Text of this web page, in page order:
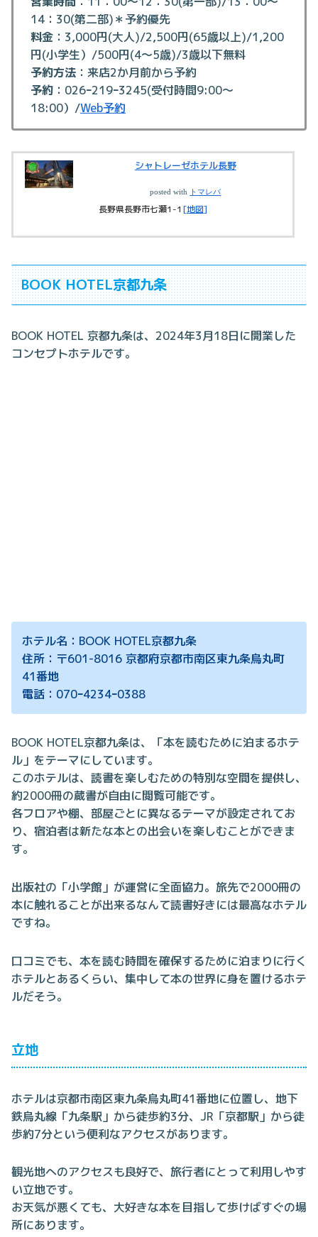
14：30(第二部)＊予約優先
料金 ：3,000円(大人)/2,500円(65歳以上)/1,200
円(小学生）/500円(4～5歳)/3歳以下無料
予約方法 ：来店2か月前から予約
予約 ：026ｰ219ｰ3245(受付時間9:00～
18:00）/Web予約
シャトレーゼホテル長野
posted with トマレバ
長野県長野市七瀬1-1 [地図]
BOOK HOTEL京都九条
BOOK HOTEL 京都九条は、2024年3月18日に開業した
コンセプトホテルです。
ホテル名：BOOK HOTEL京都九条
住所：〒601-8016 京都府京都市南区東九条烏丸町
41番地
電話：070ｰ4234ｰ0388
BOOK HOTEL京都九条は、「本を読むために泊まるホテ
ル」をテーマにしています。
このホテルは、読書を楽しむための特別な空間を提供し、
約2000冊の蔵書が自由に閲覧可能です。
各フロアや棚、部屋ごとに異なるテーマが設定されてお
り、宿泊者は新たな本との出会いを楽しむことができま
す。
出版社の「小学館」が運営に全面協力。旅先で2000冊の
本に触れることが出来るなんて読書好きには最高なホテル
ですね。
口コミでも、本を読む時間を確保するために泊まりに行く
ホテルとあるくらい、集中して本の世界に身を置けるホテ
ルだそう。
立地
ホテルは京都市南区東九条烏丸町41番地に位置し、地下
鉄烏丸線「九条駅」から徒歩約3分、JR「京都駅」から徒
歩約7分という便利なアクセスがあります。
観光地へのアクセスも良好で、旅行者にとって利用しやす
い立地です。
お天気が悪くても、大好きな本を目指して歩けばすぐの場
所にあります。